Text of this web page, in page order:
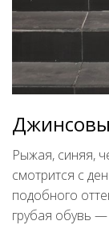
Рыжая, синяя,
смотрится с
подобного
грубая обувь —